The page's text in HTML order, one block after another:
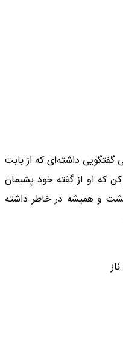
داشته‌ای که از بابت
که او از گفته خود پشیمان
و همیشه در خاطر داشته